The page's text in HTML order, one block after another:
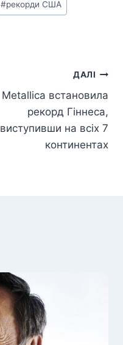
#рекорди США
ДАЛІ
Metallica встановила
рекорд Гіннеса,
виступивши на всіх 7
континентах